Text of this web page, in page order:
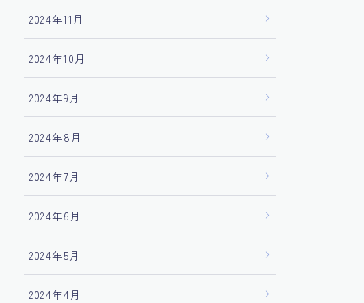
2024年11月
2024年10月
2024年9月
2024年8月
2024年7月
2024年6月
2024年5月
2024年4月